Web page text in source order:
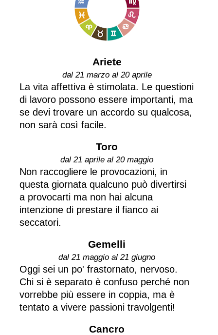
Ariete
dal 21 marzo al 20 aprile
La vita affettiva è stimolata. Le questioni
di lavoro possono essere importanti, ma
se devi trovare un accordo su qualcosa,
non sarà così facile.
Toro
dal 21 aprile al 20 maggio
Non raccogliere le provocazioni, in
questa giornata qualcuno può divertirsi
a provocarti ma non hai alcuna
intenzione di prestare il fianco ai
seccatori.
Gemelli
dal 21 maggio al 21 giugno
Oggi sei un po' frastornato, nervoso.
Chi si è separato è confuso perché non
vorrebbe più essere in coppia, ma è
tentato a vivere passioni travolgenti!
Cancro